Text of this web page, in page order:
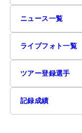
ニュース一覧
ライブフォト一覧
ツアー登録選手
記録成績